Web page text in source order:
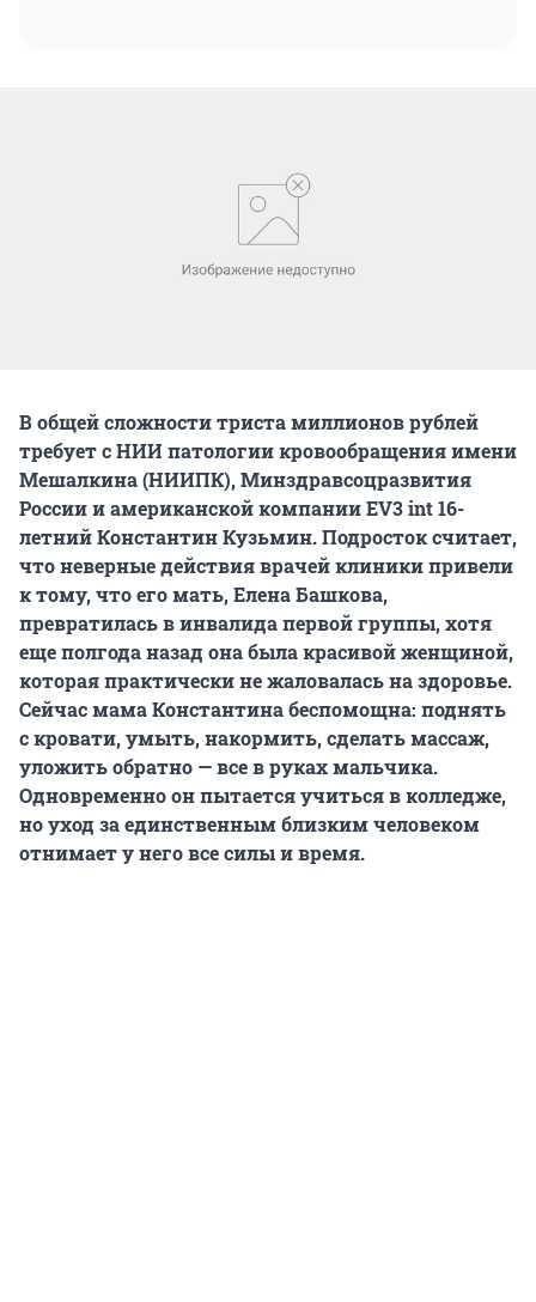
В общей сложности триста миллионов рублей
требует с НИИ патологии кровообращения имени
Мешалкина (НИИПК), Минздравсоцразвития
России и американской компании EV3 int 16-
летний Константин Кузьмин. Подросток считает,
что неверные действия врачей клиники привели
к тому, что его мать, Елена Башкова,
превратилась в инвалида первой группы, хотя
еще полгода назад она была красивой женщиной,
которая практически не жаловалась на здоровье.
Сейчас мама Константина беспомощна: поднять
с кровати, умыть, накормить, сделать массаж,
уложить обратно — все в руках мальчика.
Одновременно он пытается учиться в колледже,
но уход за единственным близким человеком
отнимает у него все силы и время.